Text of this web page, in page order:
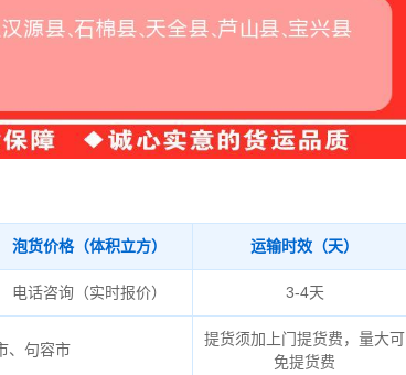
泡货价格（体积立方） 运输时效（天）
电话咨询（实时报价） 3-4天
、句容市
提货须加上门提货费，量大可
免提货费